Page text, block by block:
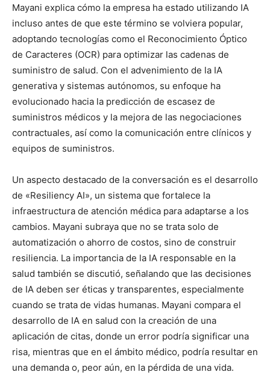
Mayani explica cómo la empresa ha estado utilizando IA
incluso antes de que este término se volviera popular,
adoptando tecnologías como el Reconocimiento Óptico
de Caracteres (OCR) para optimizar las cadenas de
suministro de salud. Con el advenimiento de la IA
generativa y sistemas autónomos, su enfoque ha
evolucionado hacia la predicción de escasez de
suministros médicos y la mejora de las negociaciones
contractuales, así como la comunicación entre clínicos y
equipos de suministros.
Un aspecto destacado de la conversación es el desarrollo
de «Resiliency AI», un sistema que fortalece la
infraestructura de atención médica para adaptarse a los
cambios. Mayani subraya que no se trata solo de
automatización o ahorro de costos, sino de construir
resiliencia. La importancia de la IA responsable en la
salud también se discutió, señalando que las decisiones
de IA deben ser éticas y transparentes, especialmente
cuando se trata de vidas humanas. Mayani compara el
desarrollo de IA en salud con la creación de una
aplicación de citas, donde un error podría significar una
risa, mientras que en el ámbito médico, podría resultar en
una demanda o, peor aún, en la pérdida de una vida.